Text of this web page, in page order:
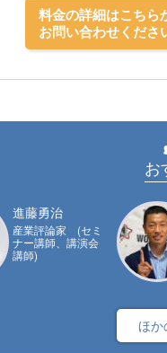
料金の詳細はこちら
お問い合わせくださ
お
進藤勇治
産業評論家 (セミ
ナー講師、講演会
講師)
ほか